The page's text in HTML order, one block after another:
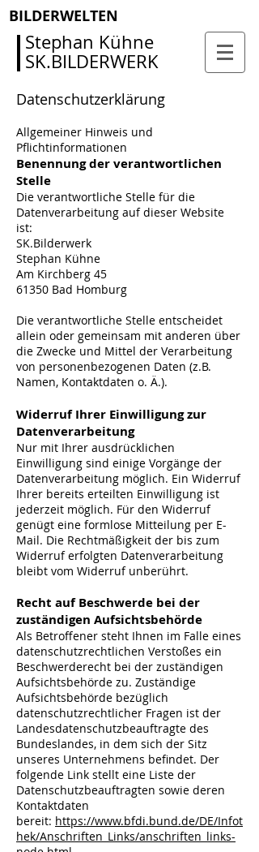
Stephan Kühne
SK.BILDERWERK
BILDERWELTEN
Datenschutzerklärung
Allgemeiner Hinweis und
Pflichtinformationen
Benennung der verantwortlichen
Stelle
Die verantwortliche Stelle für die
Datenverarbeitung auf dieser Website
ist:
SK.Bilderwerk
Stephan Kühne
Am Kirchberg 45
61350 Bad Homburg
Die verantwortliche Stelle entscheidet
allein oder gemeinsam mit anderen über
die Zwecke und Mittel der Verarbeitung
von personenbezogenen Daten (z.B.
Namen, Kontaktdaten o. Ä.).
Widerruf Ihrer Einwilligung zur
Datenverarbeitung
Nur mit Ihrer ausdrücklichen
Einwilligung sind einige Vorgänge der
Datenverarbeitung möglich. Ein Widerruf
Ihrer bereits erteilten Einwilligung ist
jederzeit möglich. Für den Widerruf
genügt eine formlose Mitteilung per E-
Mail. Die Rechtmäßigkeit der bis zum
Widerruf erfolgten Datenverarbeitung
bleibt vom Widerruf unberührt.
Recht auf Beschwerde bei der
zuständigen Aufsichtsbehörde
Als Betroffener steht Ihnen im Falle eines
datenschutzrechtlichen Verstoßes ein
Beschwerderecht bei der zuständigen
Aufsichtsbehörde zu. Zuständige
Aufsichtsbehörde bezüglich
datenschutzrechtlicher Fragen ist der
Landesdatenschutzbeauftragte des
Bundeslandes, in dem sich der Sitz
unseres Unternehmens befindet. Der
folgende Link stellt eine Liste der
Datenschutzbeauftragten sowie deren
Kontaktdaten
bereit: https://www.bfdi.bund.de/DE/Infot
hek/Anschriften_Links/anschriften_links-